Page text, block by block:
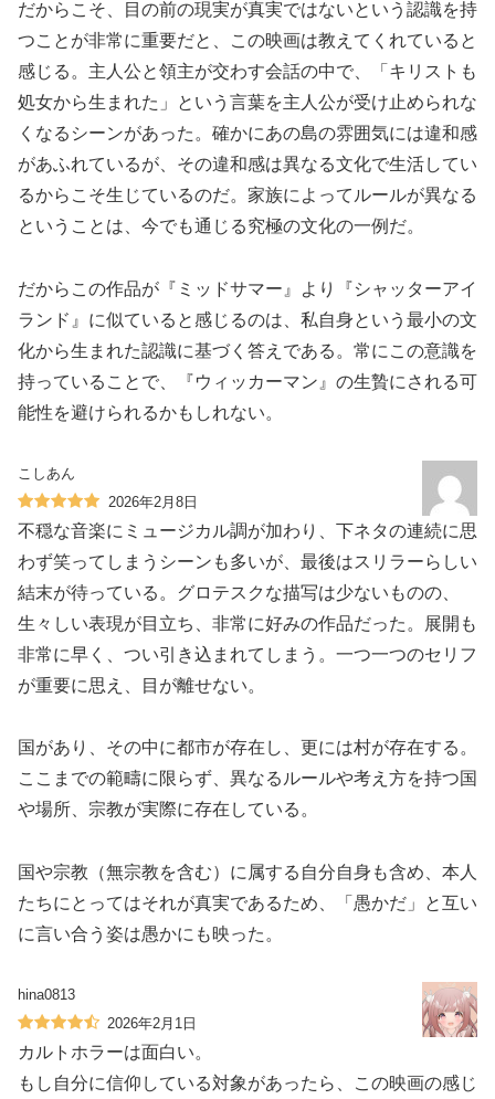
だからこそ、目の前の現実が真実ではないという認識を持
つことが非常に重要だと、この映画は教えてくれていると
感じる。主人公と領主が交わす会話の中で、「キリストも
処女から生まれた」という言葉を主人公が受け止められな
くなるシーンがあった。確かにあの島の雰囲気には違和感
があふれているが、その違和感は異なる文化で生活してい
るからこそ生じているのだ。家族によってルールが異なる
ということは、今でも通じる究極の文化の一例だ。
だからこの作品が『ミッドサマー』より『シャッターアイ
ランド』に似ていると感じるのは、私自身という最小の文
化から生まれた認識に基づく答えである。常にこの意識を
持っていることで、『ウィッカーマン』の生贄にされる可
能性を避けられるかもしれない。
こしあん
2026年2月8日
不穏な音楽にミュージカル調が加わり、下ネタの連続に思
わず笑ってしまうシーンも多いが、最後はスリラーらしい
結末が待っている。グロテスクな描写は少ないものの、
生々しい表現が目立ち、非常に好みの作品だった。展開も
非常に早く、つい引き込まれてしまう。一つ一つのセリフ
が重要に思え、目が離せない。
国があり、その中に都市が存在し、更には村が存在する。
ここまでの範疇に限らず、異なるルールや考え方を持つ国
や場所、宗教が実際に存在している。
国や宗教（無宗教を含む）に属する自分自身も含め、本人
たちにとってはそれが真実であるため、「愚かだ」と互い
に言い合う姿は愚かにも映った。
hina0813
2026年2月1日
カルトホラーは面白い。
もし自分に信仰している対象があったら、この映画の感じ